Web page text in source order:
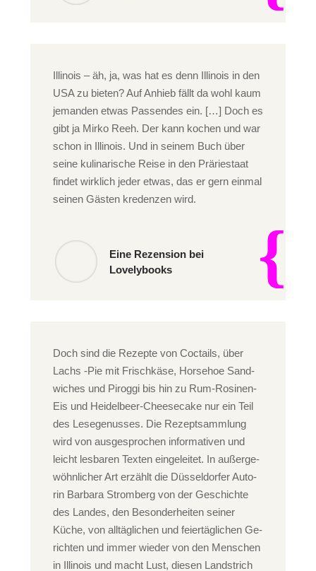
Illinois – äh, ja, was hat es denn Illinois in den
USA zu bieten? Auf Anhieb fällt da wohl kaum
jemanden etwas Passendes ein. […] Doch es
gibt ja Mirko Reeh. Der kann kochen und war
schon in Illinois. Und in seinem Buch über
seine kulinarische Reise in den Präriestaat
findet wirklich jeder etwas, das er gern einmal
seinen Gästen kredenzen wird.
Eine Rezension bei
Lovelybooks
Doch sind die Re­zep­te von Coc­tails, über
Lachs -Pie mit Frisch­kä­se, Hor­se­hoe Sand­
wi­ches und Pi­rog­gi bis hin zu Rum-Ro­si­nen-
Eis und Hei­del­beer-Chee­se­ca­ke nur ein Teil
des Le­se­ge­nus­ses. Die Re­zept­samm­lung
wird von aus­ge­spro­chen in­for­ma­ti­ven und
leicht les­ba­ren Tex­ten ein­ge­lei­tet. In au­ßer­ge­
wöhn­li­cher Art er­zählt die Düs­sel­dor­fer Au­to­
rin Bar­ba­ra Strom­berg von der Ge­schich­te
des Lan­des, den Be­son­der­hei­ten sei­ner
Küche, von all­täg­li­chen und fei­er­täg­li­chen Ge­
rich­ten und immer wie­der von den Men­schen
in Il­li­nois und macht Lust, die­sen Land­strich